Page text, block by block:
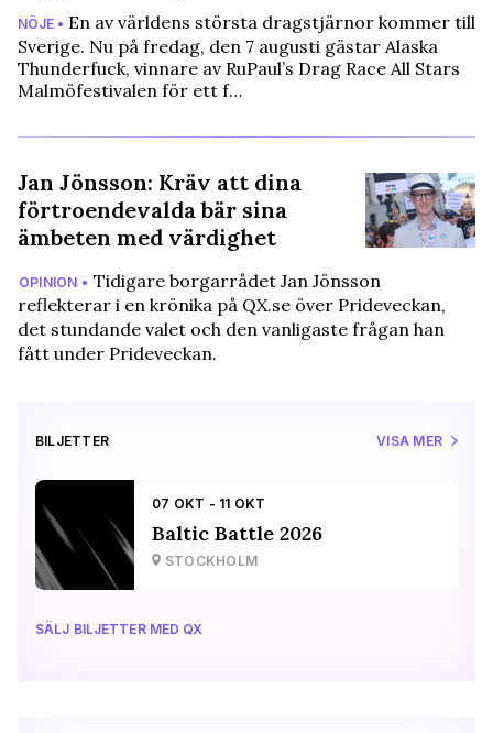
NÖJE • En av världens största dragstjärnor kommer till
Sverige. Nu på fredag, den 7 augusti gästar Alaska
Thunderfuck, vinnare av RuPaul’s Drag Race All Stars
Malmöfestivalen för ett f…
Jan Jönsson: Kräv att dina
förtroendevalda bär sina
ämbeten med värdighet
OPINION • Tidigare borgarrådet Jan Jönsson
reflekterar i en krönika på QX.se över Prideveckan,
det stundande valet och den vanligaste frågan han
fått under Prideveckan.
BILJETTER VISA MER
07 OKT - 11 OKT
Baltic Battle 2026
STOCKHOLM
SÄLJ BILJETTER MED QX